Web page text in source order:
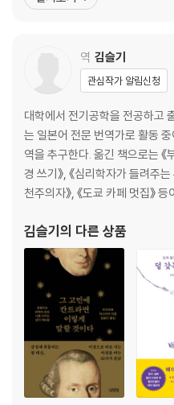
어린아이 스스로 자신을 지키는 법
- 나한테 신경 써 준 어른이 없었으
세상에 완벽한 어른은 없다
- 몸이 성장했다고 마음도 같이 성
누구나 마음속에 여러 명의 기사가
- 기사에게 나는 여전히 상처받은
어린 기사에게 판단을 맡기면 생기
스스로도 이해할 수 없는 감정에 휩
- 차라리 의욕을 잃어버리자는 판단
피하려고만 하면 지금 문제를 해결
- 내가 나를 미워하게 된 이유
소모적인 방법으로는 감정을 다스릴
- 내 인생을 망치려는 나의 구원자
내 인생은 나의 것, 내 상처도 나의
- 내 상처에 약 발라 주기
나에게 신경 쓰는 연습
타마대학교에서 음악교육학을
역 김슬기
관심작가 알림신청
대학에서 전기공학을 전공하고
는 일본어 전문 번역가로 활동
역을 추구한다. 옮긴 책으로는 《
경 쓰기》, 《심리학자가 들려주
천주의자》, 《도쿄 카페 멋집》 등
김슬기 의 다른 상품